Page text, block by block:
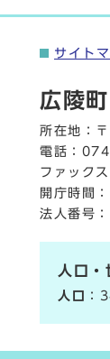
サイト
広陵町
所在地：
電話：
ファック
開庁時間
法人番号
人口・
人口
：